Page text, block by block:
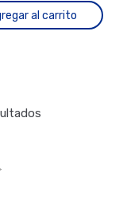
al carrito